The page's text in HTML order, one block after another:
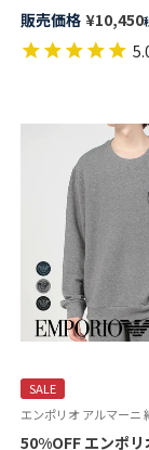
販売価格 ¥10,450
SALE
50%OFF エンポ